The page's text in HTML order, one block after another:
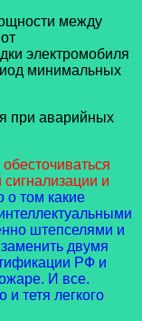
между
электромобиля
минимальных
при аварийных
и
о том какие
штепселями и
двумя
РФ и
И все.
и тетя легкого